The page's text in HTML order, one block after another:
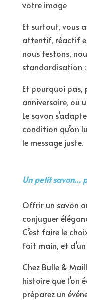
votre image
Et surtout, vous
attentif, réactif
nous testons,
standardisation :
Et pourquoi pas,
anniversaire, ou
Le savon
condition qu’on
le message juste.
Un petit savon…
Offrir un savon
conjuguer
C’est faire le
fait main, et
Chez Bulle &
histoire que l’on
préparez un